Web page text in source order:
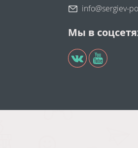
info@sergiev-
Мы в